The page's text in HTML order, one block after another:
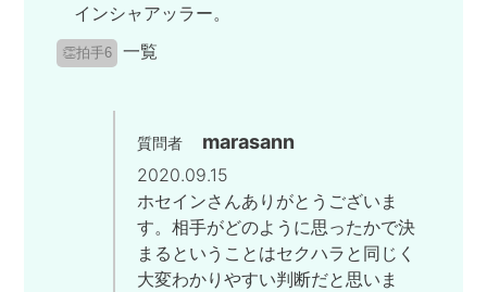
インシャアッラー。
👏拍手6 一覧
質問者 marasann
2020.09.15
ホセインさんありがとうございま
す。相手がどのように思ったかで決
まるということはセクハラと同じく
大変わかりやすい判断だと思いま